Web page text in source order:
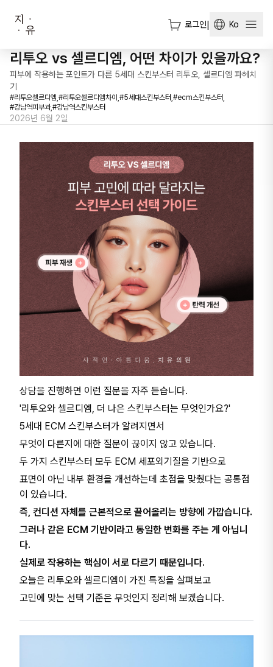
로그인 Ko
리투오 vs 셀르디엠, 어떤 차이가 있을까요?
피부에 작용하는 포인트가 다른 5세대 스킨부스터 리투오, 셀르디엠 파헤치
기
#리투오셀르디엠, #리투오셀르디엠차이, #5세대스킨부스터, #ecm스킨부스터,
#강남역피부과,#강남역스킨부스터
2026년 6월 2일
상담을 진행하면 이런 질문을 자주 듣습니다.
'리투오와 셀르디엠, 더 나은 스킨부스터는 무엇인가요?'
5세대 ECM 스킨부스터가 알려지면서
무엇이 다른지에 대한 질문이 끊이지 않고 있습니다.
두 가지 스킨부스터 모두 ECM 세포외기질을 기반으로
표면이 아닌 내부 환경을 개선하는데 초점을 맞췄다는 공통점
이 있습니다.
즉, 컨디션 자체를 근본적으로 끌어올리는 방향에 가깝습니다.
그러나 같은 ECM 기반이라고 동일한 변화를 주는 게 아닙니
다.
실제로 작용하는 핵심이 서로 다르기 때문입니다.
오늘은 리투오와 셀르디엠이 가진 특징을 살펴보고
고민에 맞는 선택 기준은 무엇인지 정리해 보겠습니다.